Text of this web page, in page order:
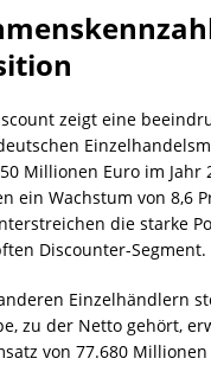
zeigt eine
Millionen Euro im Jahr
ein Wachstum von 8,6
die starke
Discounter-Segment.
Einzelhändlern
zu der Netto gehört,
von 77.680 Millionen